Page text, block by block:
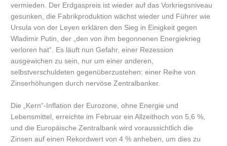
vermieden. Der Erdgaspreis ist wieder auf das Vorkriegsniveau
gesunken, die Fabrikproduktion wächst wieder und Führer wie
Ursula von der Leyen erklären den Sieg in Einigkeit gegen
Wladimir Putin, der „den von ihm begonnenen Energiekrieg
verloren hat“. Es läuft nun Gefahr, einer Rezession
ausgewichen zu sein, nur um einer anderen,
selbstverschuldeten gegenüberzustehen: einer Reihe von
Zinserhöhungen durch nervöse Zentralbanker.
Die „Kern“-Inflation der Eurozone, ohne Energie und
Lebensmittel, erreichte im Februar ein Allzeithoch von 5,6 %,
und die Europäische Zentralbank wird voraussichtlich die
Zinsen auf einen Rekordwert von 4 % anheben, um dies zu